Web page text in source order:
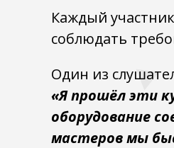
Каждый
соблюдать
Один из
«Я прошёл эти
оборудование
мастеров мы